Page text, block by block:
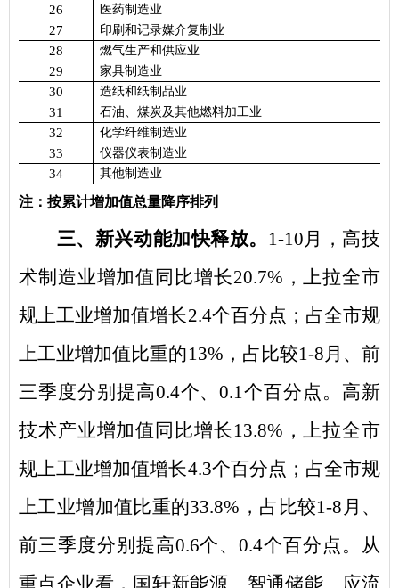
26 医药制造业
27 印刷和记录媒介复制业
28 燃气生产和供应业
29 家具制造业
30 造纸和纸制品业
31 石油、煤炭及其他燃料加工业
32 化学纤维制造业
33 仪器仪表制造业
34 其他制造业
注：按累计增加值总量降序排列
三、 新兴动能加快释放。 1-10月，高技
术制造业增加值同比增长20.7% ，上拉全市
规上工业增加值增长2.4个百分点；占全市规
上工业增加值比重的13% ，占比较1-8月、前
三季度分别提高0.4个、0.1个百分点。高新
技术产业增加值同比增长13.8% ，上拉全市
规上工业增加值增长4.3个百分点；占全市规
上工业增加值比重的33.8% ，占比较1-8 月、
前三季度分别提高0.6个、0.4个百分点。从
重点企业看，国轩新能源、智通储能、应流